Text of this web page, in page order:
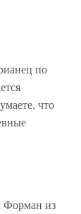
по
что
Форман из